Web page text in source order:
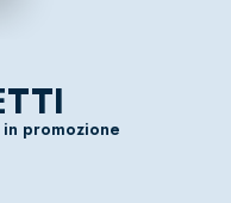
promozione